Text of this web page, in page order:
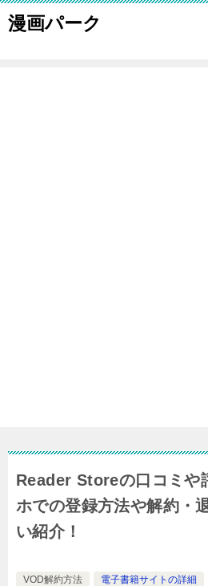
漫画パーク
Reader Storeの口コミや
ホでの登録方法や解約・
い紹介！
VOD解約方法 電子書籍サイトの詳細